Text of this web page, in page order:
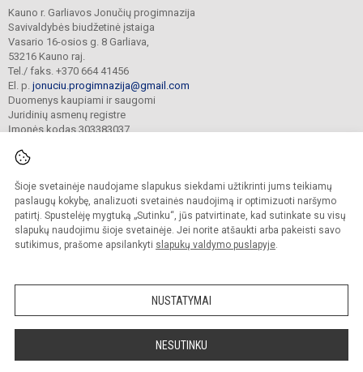
Šioje svetainėje naudojame slapukus siekdami užtikrinti jums teikiamų
paslaugų kokybę, analizuoti svetainės naudojimą ir optimizuoti naršymo
patirtį. Spustelėję mygtuką „Sutinku“, jūs patvirtinate, kad sutinkate su visų
slapukų naudojimu šioje svetainėje. Jei norite atšaukti arba pakeisti savo
sutikimus, prašome apsilankyti slapukų valdymo puslapyje.
NUSTATYMAI
NESUTINKU
Kauno r. Garliavos Jonučių progimnazija
Savivaldybės biudžetinė įstaiga
Vasario 16-osios g. 8 Garliava,
53216 Kauno raj.
Tel./ faks. +370 664 41456
El. p. jonuciu.progimnazija@gmail.com
Duomenys kaupiami ir saugomi
Juridinių asmenų registre
Įmonės kodas 303383037
© 2023. Kauno r. Garliavos Jonučių progimnazija. Visos teisės saugomos.
Kopijuoti turinį be raštiško progimnazijos sutikimo griežtai draudžiama.
Prieinamumo paraiška Slapukų valdymas
Sumanus būdas atnaujinti